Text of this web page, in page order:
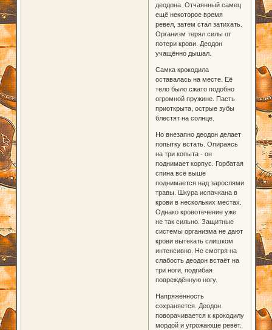
деодона. Отчаянный самец
ещё некоторое время
ревел, затем стал затихать.
Организм терял силы от
потери крови. Деодон
учащённо дышал.
Самка крокодила
оставалась на месте. Её
тело было сжато подобно
огромной пружине. Пасть
приоткрыта, острые зубы
блестят на солнце.
Но внезапно деодон делает
попытку встать. Опираясь
на три копыта - он
поднимает корпус. Горбатая
спина всё выше
поднимается над зарослями
травы. Шкура испачкана в
крови в нескольких местах.
Однако кровотечение уже
не так сильно. Защитные
системы организма не дают
крови вытекать слишком
интенсивно. Не смотря на
слабость деодон встаёт на
три ноги, подгибая
повреждённую ногу.
Напряжённость
сохраняется. Деодон
поворачивается к крокодилу
мордой и угрожающе ревёт.